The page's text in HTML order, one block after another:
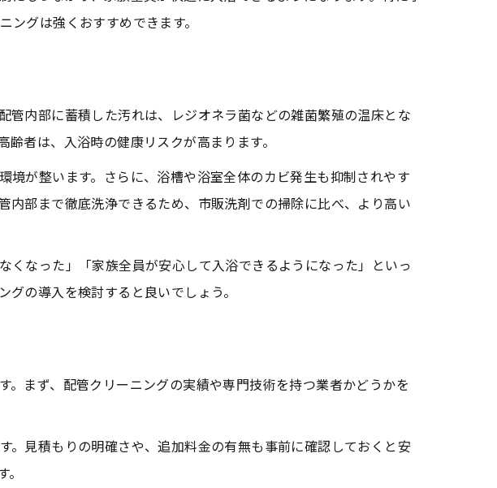
しく解説
殖を徹底防止
効果
除去する方法
掃除が最適
れる清潔感
洗剤で十分？
安全性比較
心な理由
注意点
考え方
くらいの頻度が最適？
めタイミング
グは強くおすすめできます。
内部に蓄積した汚れは、レジオネラ菌などの雑菌繁殖の温床とな
者は、入浴時の健康リスクが高まります。
が整います。さらに、浴槽や浴室全体のカビ発生も抑制されやす
部まで徹底洗浄できるため、市販洗剤での掃除に比べ、より高い
なった」「家族全員が安心して入浴できるようになった」といっ
の導入を検討すると良いでしょう。
まず、配管クリーニングの実績や専門技術を持つ業者かどうかを
。見積もりの明確さや、追加料金の有無も事前に確認しておくと安
さい
さい